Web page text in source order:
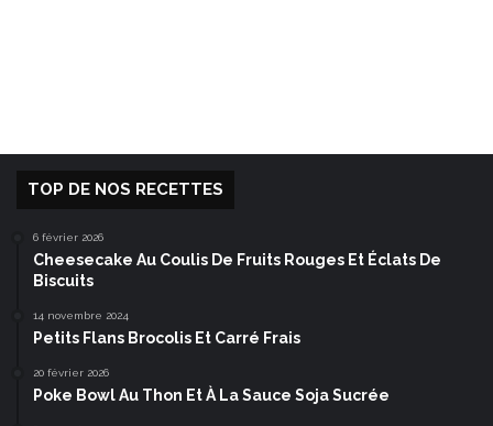
TOP DE NOS RECETTES
6 février 2026
Cheesecake Au Coulis De Fruits Rouges Et Éclats De
Biscuits
14 novembre 2024
Petits Flans Brocolis Et Carré Frais
20 février 2026
Poke Bowl Au Thon Et À La Sauce Soja Sucrée